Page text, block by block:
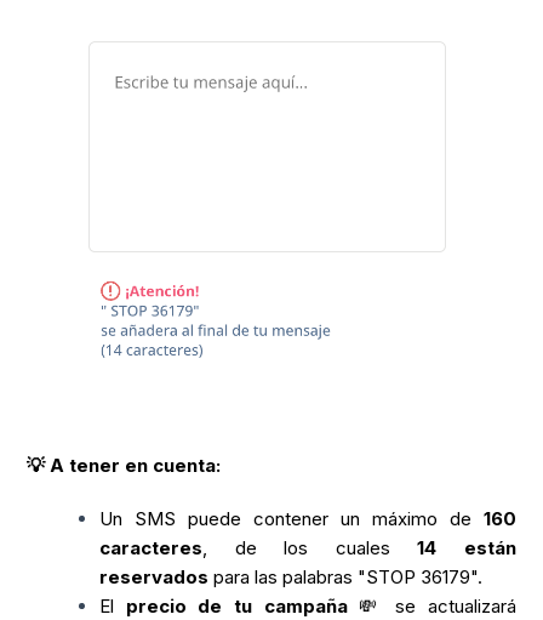
💡 A tener en cuenta:
Un SMS puede contener un máximo de 160
caracteres, de los cuales14 están
reservados para las palabras "STOP 36179".
El precio de tu campaña💸 se actualizará